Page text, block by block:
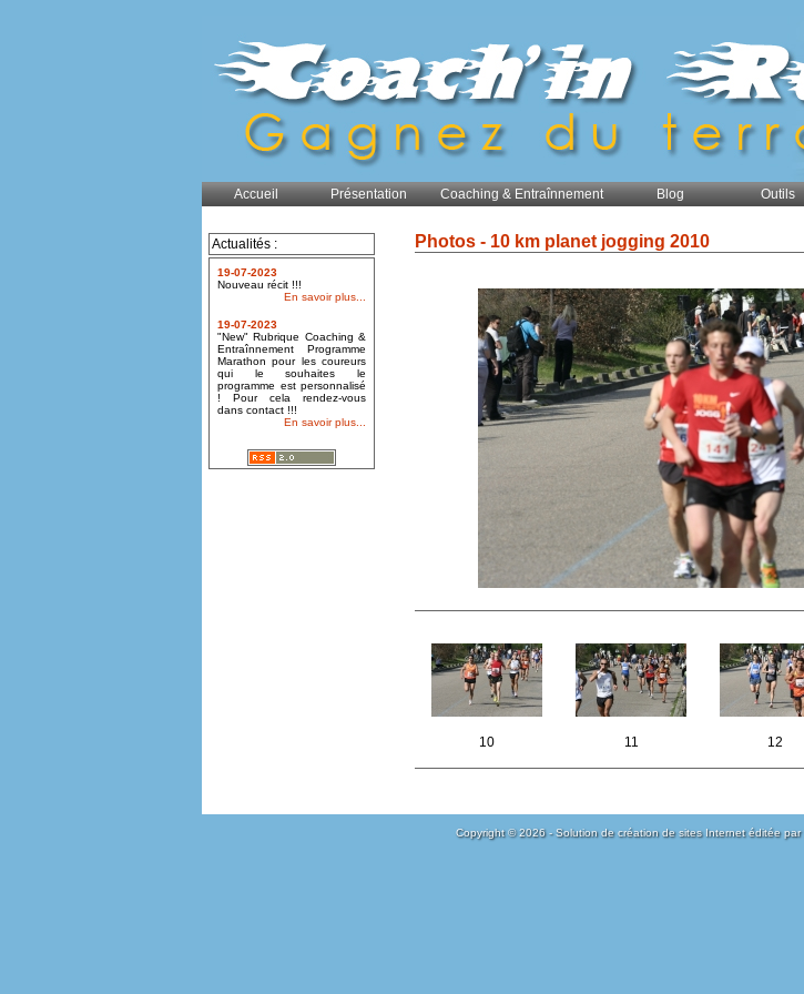
Accueil Présentation Coaching & Entraînnement Blog Outils
Actualités :
19-07-2023
Nouveau récit !!!
En savoir plus...
19-07-2023
"New" Rubrique Coaching &
Entraînnement Programme
Marathon pour les coureurs
qui le souhaites le
programme est personnalisé
! Pour cela rendez-vous
dans contact !!!
En savoir plus...
Photos - 10 km planet jogging 2010
10 11 12
Copyright © 2026 - Solution de création de sites Internet éditée par